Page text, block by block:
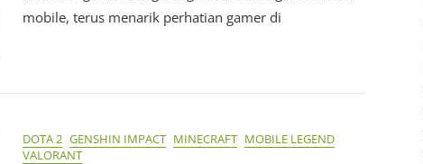
mobile, terus menarik perhatian gamer di
DOTA 2 GENSHIN IMPACT MINECRAFT MOBILE LEGEND
VALORANT